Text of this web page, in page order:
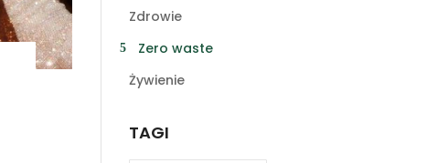
Zdrowie
Zero waste
Żywienie
TAGI